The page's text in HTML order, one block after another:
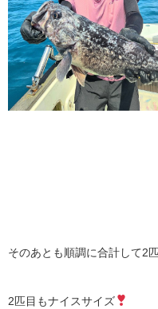
そのあとも順調に合計して2
2匹目もナイスサイズ